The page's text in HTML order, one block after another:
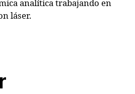
analítica trabajando en
láser.